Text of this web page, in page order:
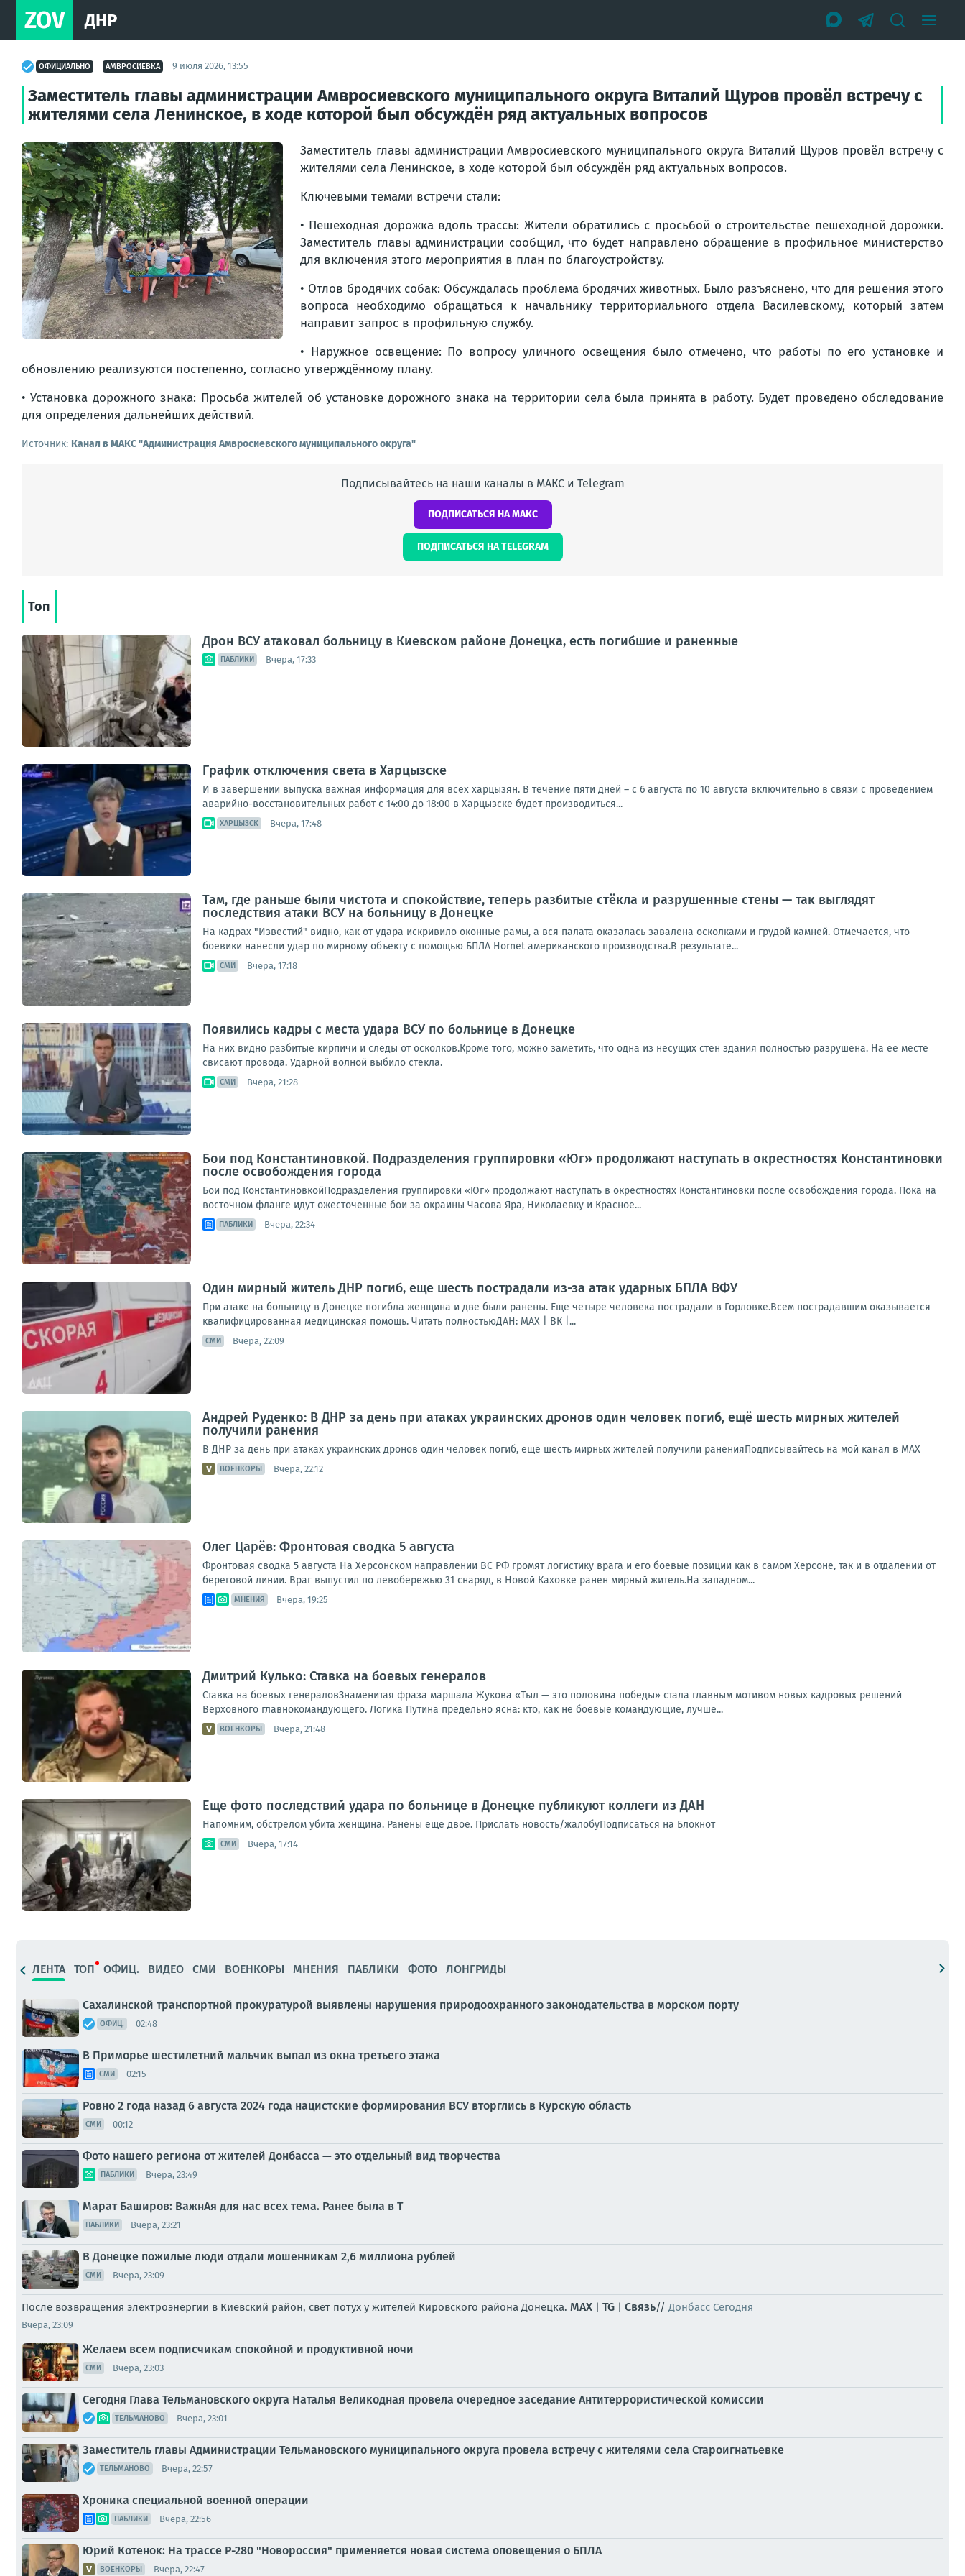
ZOV ДНР
ОФИЦИАЛЬНО АМВРОСИЕВКА 9 июля 2026, 13:55
Заместитель главы администрации Амвросиевского муниципального округа Виталий Щуров провёл встречу с
жителями села Ленинское, в ходе которой был обсуждён ряд актуальных вопросов
Заместитель главы администрации Амвросиевского муниципального округа Виталий Щуров провёл встречу с
жителями села Ленинское, в ходе которой был обсуждён ряд актуальных вопросов.
Ключевыми темами встречи стали:
• Пешеходная дорожка вдоль трассы: Жители обратились с просьбой о строительстве пешеходной дорожки.
Заместитель главы администрации сообщил, что будет направлено обращение в профильное министерство
для включения этого мероприятия в план по благоустройству.
• Отлов бродячих собак: Обсуждалась проблема бродячих животных. Было разъяснено, что для решения этого
вопроса необходимо обращаться к начальнику территориального отдела Василевскому, который затем
направит запрос в профильную службу.
• Наружное освещение: По вопросу уличного освещения было отмечено, что работы по его установке и
обновлению реализуются постепенно, согласно утверждённому плану.
• Установка дорожного знака: Просьба жителей об установке дорожного знака на территории села была принята в работу. Будет проведено обследование
для определения дальнейших действий.
Источник: Канал в МАКС "Администрация Амвросиевского муниципального округа"
Подписывайтесь на наши каналы в МАКС и Telegram
ПОДПИСАТЬСЯ НА МАКС
ПОДПИСАТЬСЯ НА TELEGRAM
Топ
Дрон ВСУ атаковал больницу в Киевском районе Донецка, есть погибшие и раненные
ПАБЛИКИ Вчера, 17:33
График отключения света в Харцызске
И в завершении выпуска важная информация для всех харцызян. В течение пяти дней – с 6 августа по 10 августа включительно в связи с проведением
аварийно-восстановительных работ с 14:00 до 18:00 в Харцызске будет производиться...
ХАРЦЫЗСК Вчера, 17:48
Там, где раньше были чистота и спокойствие, теперь разбитые стёкла и разрушенные стены — так выглядят
последствия атаки ВСУ на больницу в Донецке
На кадрах "Известий" видно, как от удара искривило оконные рамы, а вся палата оказалась завалена осколками и грудой камней. Отмечается, что
боевики нанесли удар по мирному объекту с помощью БПЛА Hornet американского производства.В результате...
СМИ Вчера, 17:18
Появились кадры с места удара ВСУ по больнице в Донецке
На них видно разбитые кирпичи и следы от осколков.Кроме того, можно заметить, что одна из несущих стен здания полностью разрушена. На ее месте
свисают провода. Ударной волной выбило стекла.
СМИ Вчера, 21:28
Бои под Константиновкой. Подразделения группировки «Юг» продолжают наступать в окрестностях Константиновки
после освобождения города
Бои под КонстантиновкойПодразделения группировки «Юг» продолжают наступать в окрестностях Константиновки после освобождения города. Пока на
восточном фланге идут ожесточенные бои за окраины Часова Яра, Николаевку и Красное...
ПАБЛИКИ Вчера, 22:34
Один мирный житель ДНР погиб, еще шесть пострадали из-за атак ударных БПЛА ВФУ
При атаке на больницу в Донецке погибла женщина и две были ранены. Еще четыре человека пострадали в Горловке.Всем пострадавшим оказывается
квалифицированная медицинская помощь. Читать полностьюДАН: MAX | ВК |...
СМИ Вчера, 22:09
Андрей Руденко: В ДНР за день при атаках украинских дронов один человек погиб, ещё шесть мирных жителей
получили ранения
В ДНР за день при атаках украинских дронов один человек погиб, ещё шесть мирных жителей получили раненияПодписывайтесь на мой канал в MAX
ВОЕНКОРЫ Вчера, 22:12
Олег Царёв: Фронтовая сводка 5 августа
Фронтовая сводка 5 августа На Херсонском направлении ВС РФ громят логистику врага и его боевые позиции как в самом Херсоне, так и в отдалении от
береговой линии. Враг выпустил по левобережью 31 снаряд, в Новой Каховке ранен мирный житель.На западном...
МНЕНИЯ Вчера, 19:25
Дмитрий Кулько: Ставка на боевых генералов
Ставка на боевых генераловЗнаменитая фраза маршала Жукова «Тыл — это половина победы» стала главным мотивом новых кадровых решений
Верховного главнокомандующего. Логика Путина предельно ясна: кто, как не боевые командующие, лучше...
ВОЕНКОРЫ Вчера, 21:48
Еще фото последствий удара по больнице в Донецке публикуют коллеги из ДАН
Напомним, обстрелом убита женщина. Ранены еще двое. Прислать новость/жалобуПодписаться на Блокнот
СМИ Вчера, 17:14
ЛЕНТА ТОП ОФИЦ. ВИДЕО СМИ ВОЕНКОРЫ МНЕНИЯ ПАБЛИКИ ФОТО ЛОНГРИДЫ
Сахалинской транспортной прокуратурой выявлены нарушения природоохранного законодательства в морском порту
ОФИЦ. 02:48
В Приморье шестилетний мальчик выпал из окна третьего этажа
СМИ 02:15
Ровно 2 года назад 6 августа 2024 года нацистские формирования ВСУ вторглись в Курскую область
СМИ 00:12
Фото нашего региона от жителей Донбасса — это отдельный вид творчества
ПАБЛИКИ Вчера, 23:49
Марат Баширов: ВажнАя для нас всех тема. Ранее была в Т
ПАБЛИКИ Вчера, 23:21
В Донецке пожилые люди отдали мошенникам 2,6 миллиона рублей
СМИ Вчера, 23:09
После возвращения электроэнергии в Киевский район, свет потух у жителей Кировского района Донецка. MAX | TG | Связь// Донбасс Сегодня
Вчера, 23:09
Желаем всем подписчикам спокойной и продуктивной ночи
СМИ Вчера, 23:03
Сегодня Глава Тельмановского округа Наталья Великодная провела очередное заседание Антитеррористической комиссии
ТЕЛЬМАНОВО Вчера, 23:01
Заместитель главы Администрации Тельмановского муниципального округа провела встречу с жителями села Староигнатьевке
ТЕЛЬМАНОВО Вчера, 22:57
Хроника специальной военной операции
ПАБЛИКИ Вчера, 22:56
Юрий Котенок: На трассе Р-280 "Новороссия" применяется новая система оповещения о БПЛА
ВОЕНКОРЫ Вчера, 22:47